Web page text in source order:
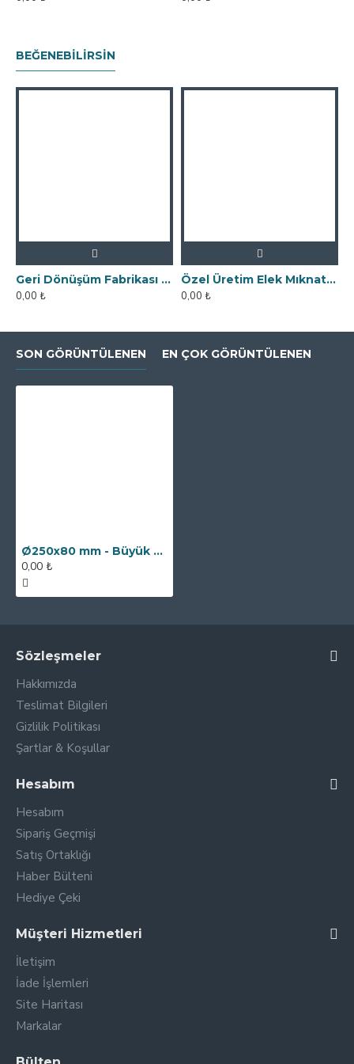
BEĞENEBILIRSIN
Geri Dönüşüm Fabrikası İçin Kolay Temizlenebilir Neodyum Elek Mıknatıs
0,00 ₺
Özel Üretim Elek Mıknatıs - Un Fabrikasına
0,00 ₺
SON GÖRÜNTÜLENEN EN ÇOK GÖRÜNTÜLENEN
Ø250x80 mm - Büyük - Çok Güçlü Elektromıknatıs - 3000 kg Çekim Gücü
0,00 ₺
Sözleşmeler
Hakkımızda
Teslimat Bilgileri
Gizlilik Politikası
Şartlar & Koşullar
Hesabım
Hesabım
Sipariş Geçmişi
Satış Ortaklığı
Haber Bülteni
Hediye Çeki
Müşteri Hizmetleri
İletişim
İade İşlemleri
Site Haritası
Markalar